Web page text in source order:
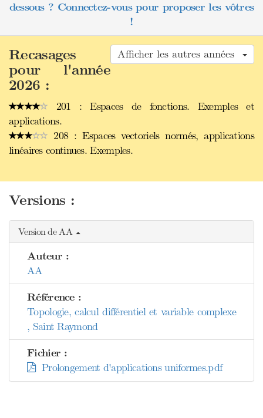
dessous ? Connectez-vous pour proposer les vôtres
!
Afficher les autres années
Recasages
pour l'année
2026 :
201 : Espaces de fonctions. Exemples et
applications.
208 : Espaces vectoriels normés, applications
linéaires continues. Exemples.
Versions :
Version de AA
Auteur :
AA
Référence :
Topologie, calcul différentiel et variable complexe
, Saint Raymond
Fichier :
Prolongement d'applications uniformes.pdf